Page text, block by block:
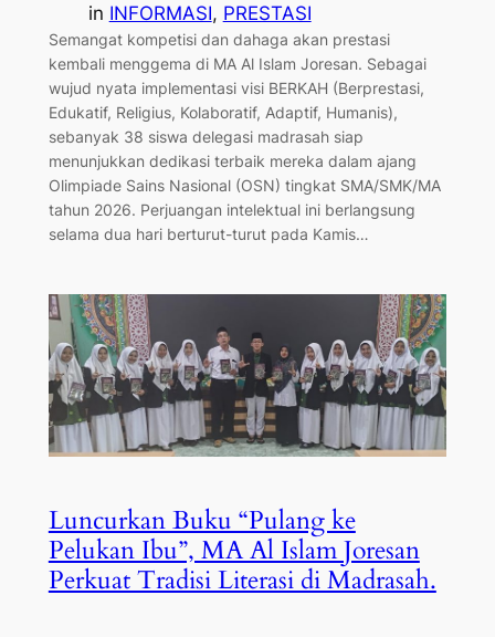
in INFORMASI, PRESTASI
​Semangat kompetisi dan dahaga akan prestasi
kembali menggema di MA Al Islam Joresan. Sebagai
wujud nyata implementasi visi BERKAH (Berprestasi,
Edukatif, Religius, Kolaboratif, Adaptif, Humanis),
sebanyak 38 siswa delegasi madrasah siap
menunjukkan dedikasi terbaik mereka dalam ajang
Olimpiade Sains Nasional (OSN) tingkat SMA/SMK/MA
tahun 2026. ​Perjuangan intelektual ini berlangsung
selama dua hari berturut-turut pada Kamis…
Luncurkan Buku “Pulang ke
Pelukan Ibu”, MA Al Islam Joresan
Perkuat Tradisi Literasi di Madrasah.